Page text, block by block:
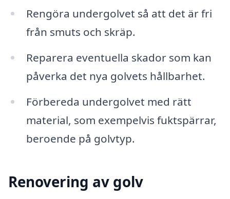
Rengöra undergolvet så att det är fri
från smuts och skräp.
Reparera eventuella skador som kan
påverka det nya golvets hållbarhet.
Förbereda undergolvet med rätt
material, som exempelvis fuktspärrar,
beroende på golvtyp.
Renovering av golv